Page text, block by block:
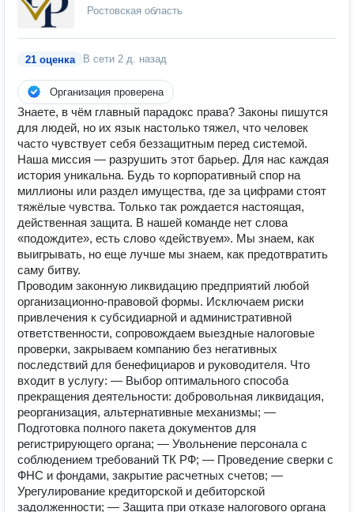
Ростовская область
21 оценка В сети 2 д. назад
Организация проверена
Знаете, в чём главный парадокс права? Законы пишутся
для людей, но их язык настолько тяжел, что человек
часто чувствует себя беззащитным перед системой.
Наша миссия — разрушить этот барьер. Для нас каждая
история уникальна. Будь то корпоративный спор на
миллионы или раздел имущества, где за цифрами стоят
тяжёлые чувства. Только так рождается настоящая,
действенная защита. В нашей команде нет слова
«подождите», есть слово «действуем». Мы знаем, как
выигрывать, но еще лучше мы знаем, как предотвратить
саму битву.
Проводим законную ликвидацию предприятий любой
организационно-правовой формы. Исключаем риски
привлечения к субсидиарной и административной
ответственности, сопровождаем выездные налоговые
проверки, закрываем компанию без негативных
последствий для бенефициаров и руководителя. Что
входит в услугу: — Выбор оптимального способа
прекращения деятельности: добровольная ликвидация,
реорганизация, альтернативные механизмы; —
Подготовка полного пакета документов для
регистрирующего органа; — Увольнение персонала с
соблюдением требований ТК РФ; — Проведение сверки с
ФНС и фондами, закрытие расчетных счетов; —
Урегулирование кредиторской и дебиторской
задолженности; — Защита при отказе налогового органа